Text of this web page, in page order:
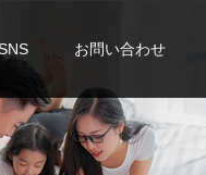
お問い合わせ